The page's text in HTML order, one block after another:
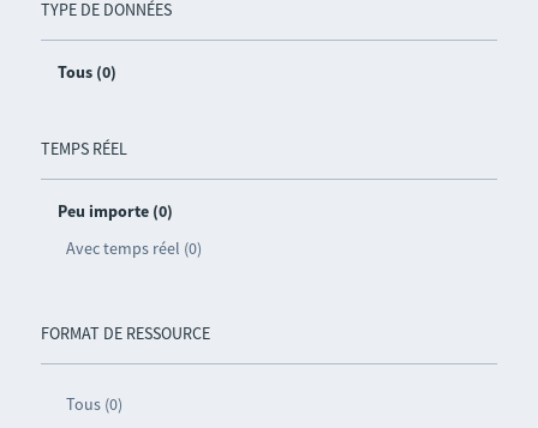
TYPE DE DONNÉES
Tous (0)
TEMPS RÉEL
Peu importe (0)
Avec temps réel (0)
FORMAT DE RESSOURCE
Tous (0)